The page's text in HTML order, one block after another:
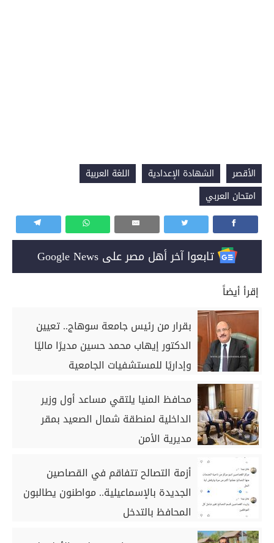
الأقصر الشهادة الإعدادية
اللغة العربية
امتحان العربي
تابعوا آخر أهل مصر على Google News
إقرأ أيضاً
بقرار من رئيس جامعة سوهاج.. تعيين
الدكتور إيهاب محمد حسين مديرًا ماليًا
وإداريًا للمستشفيات الجامعية
محافظ المنيا يلتقي مساعد أول وزير
الداخلية لمنطقة شمال الصعيد بمقر
مديرية الأمن
أزمة التصالح تتفاقم في القصاصين
الجديدة بالإسماعيلية.. مواطنون يطالبون
المحافظ بالتدخل